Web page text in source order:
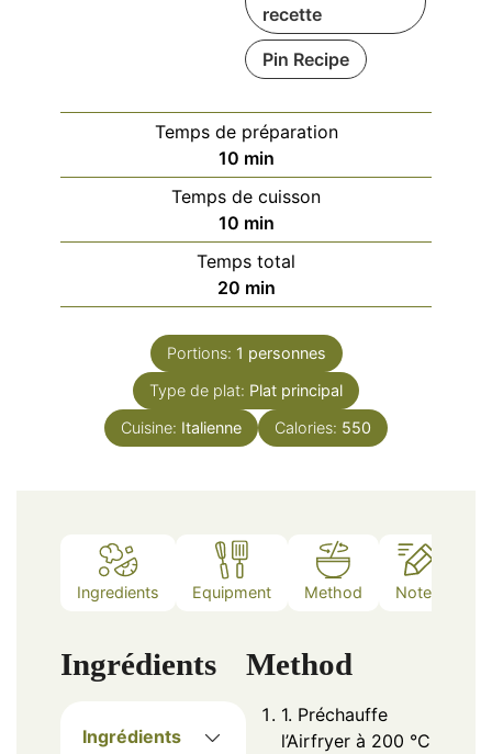
recette
Pin Recipe
Temps de préparation
10minutes
min
Temps de cuisson
10minutes
min
Temps total
20minutes
min
Portions: 1 personnes
Type de plat: Plat principal
Cuisine: Italienne Calories: 550
Ingredients Equipment Method Notes
Ingrédients
Ingrédients
Method
1. Préchauffe
l’Airfryer à 200 °C